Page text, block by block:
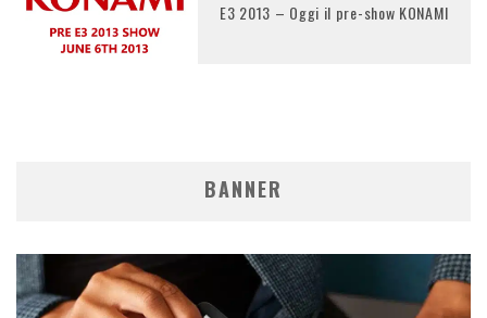
E3 2013 – Oggi il pre-show KONAMI
BANNER